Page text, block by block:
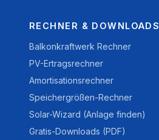
RECHNER & DOWNLOADS
Balkonkraftwerk Rechner
PV-Ertragsrechner
Amortisationsrechner
Speichergrößen-Rechner
Solar-Wizard (Anlage finden)
Gratis-Downloads (PDF)